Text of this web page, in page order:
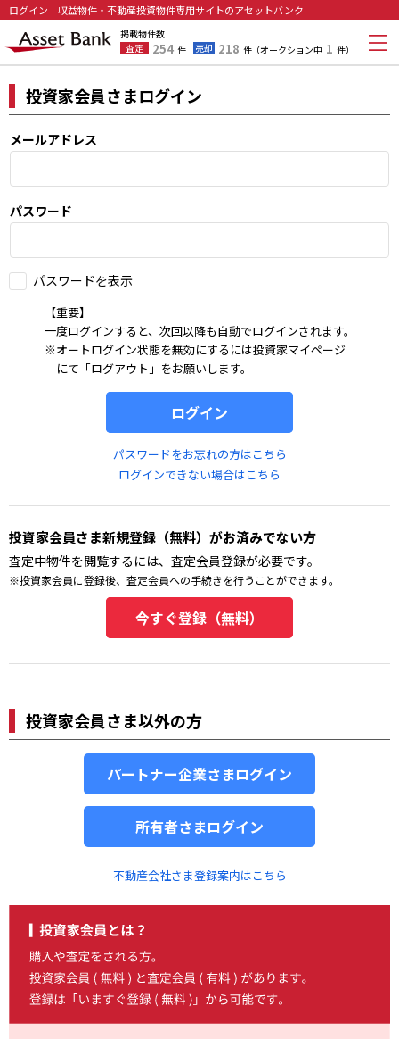
ログイン｜収益物件・不動産投資物件専用サイトのアセットバンク
掲載物件数
査定
254 件 売却 218 件（オークション中 1 件）
投資家会員さまログイン
メールアドレス
パスワード
パスワードを表示
【重要】
一度ログインすると、次回以降も自動でログインされます。
※オートログイン状態を無効にするには投資家マイページ
にて「ログアウト」をお願いします。
パスワードをお忘れの方はこちら
ログインできない場合はこちら
投資家会員さま新規登録（無料）がお済みでない方
査定中物件を閲覧するには、査定会員登録が必要です。
※投資家会員に登録後、査定会員への手続きを行うことができます。
投資家会員さま以外の方
パートナー企業さまログイン
所有者さまログイン
不動産会社さま登録案内はこちら